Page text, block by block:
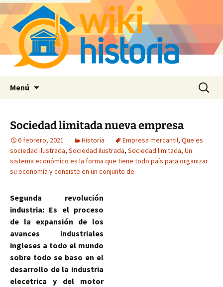
Menú Buscar:
Sociedad limitada nueva empresa
6 febrero, 2021 Historia Empresa mercantil, Que es
sociedad ilustrada, Sociedad ilustrada, Sociedad limitada, Un
sistema económico es la forma que tiene todo país para organizar
su economía y consiste en un conjunto de
Segunda revolución
industria: Es el proceso
de la expansión de los
avances industriales
ingleses a todo el mundo
sobre todo se baso en el
desarrollo de la industria
elecetrica y del motor